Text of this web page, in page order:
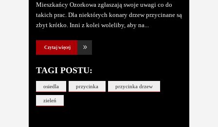
Mieszkańcy Ozorkowa zgłaszają swoje uwagi co do
takich prac. Dla niektórych konary drzew przycinane są
zbyt krótko. Inni z kolei woleliby, aby na
Czytaj więcej
TAGI POSTU:
osiedla przycinka przycinka drzew
zieleń